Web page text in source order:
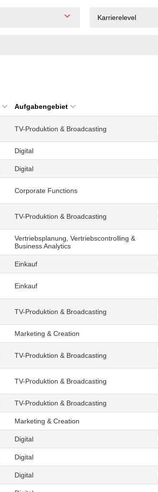
Karrierelevel
Aufgabengebiet
TV-Produktion & Broadcasting
Digital
Digital
Corporate Functions
TV-Produktion & Broadcasting
Vertriebsplanung, Vertriebscontrolling &
Business Analytics
Einkauf
Einkauf
TV-Produktion & Broadcasting
Marketing & Creation
TV-Produktion & Broadcasting
TV-Produktion & Broadcasting
TV-Produktion & Broadcasting
Marketing & Creation
Digital
Digital
Digital